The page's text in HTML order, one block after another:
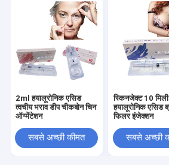
2ml हयालूरोनिक एसिड
त्वचीय भराव डीप चीकबोन चिन
ऑग्मेंटेशन
सबसे अच्छी कीमत
स्किनजेक्ट 10 मिली
हयालूरोनिक एसिड
फिलर इंजेक्शन
सबसे अच्छी